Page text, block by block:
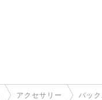
アクセサリー バッ